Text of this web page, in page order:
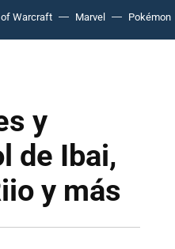
Warcraft Marvel Pokémon
y
de Ibai,
y más